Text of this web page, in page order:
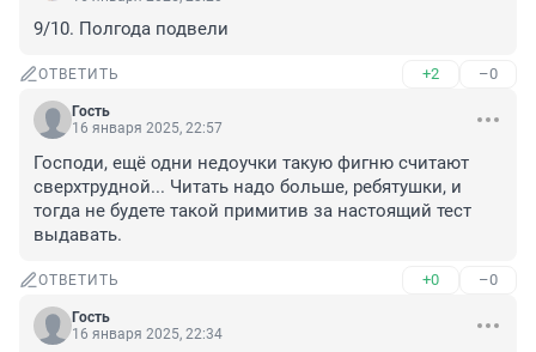
9/10. Полгода подвели
ОТВЕТИТЬ +2 –0
Гость
16 января 2025, 22:57
Господи, ещё одни недоучки такую фигню считают
сверхтрудной... Читать надо больше, ребятушки, и
тогда не будете такой примитив за настоящий тест
выдавать.
ОТВЕТИТЬ +0 –0
Гость
16 января 2025, 22:34